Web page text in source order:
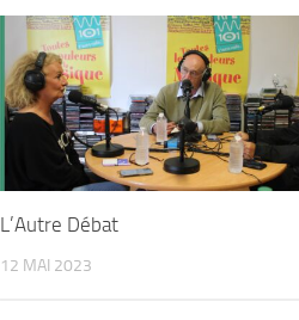
L’Autre Débat
12 MAI 2023